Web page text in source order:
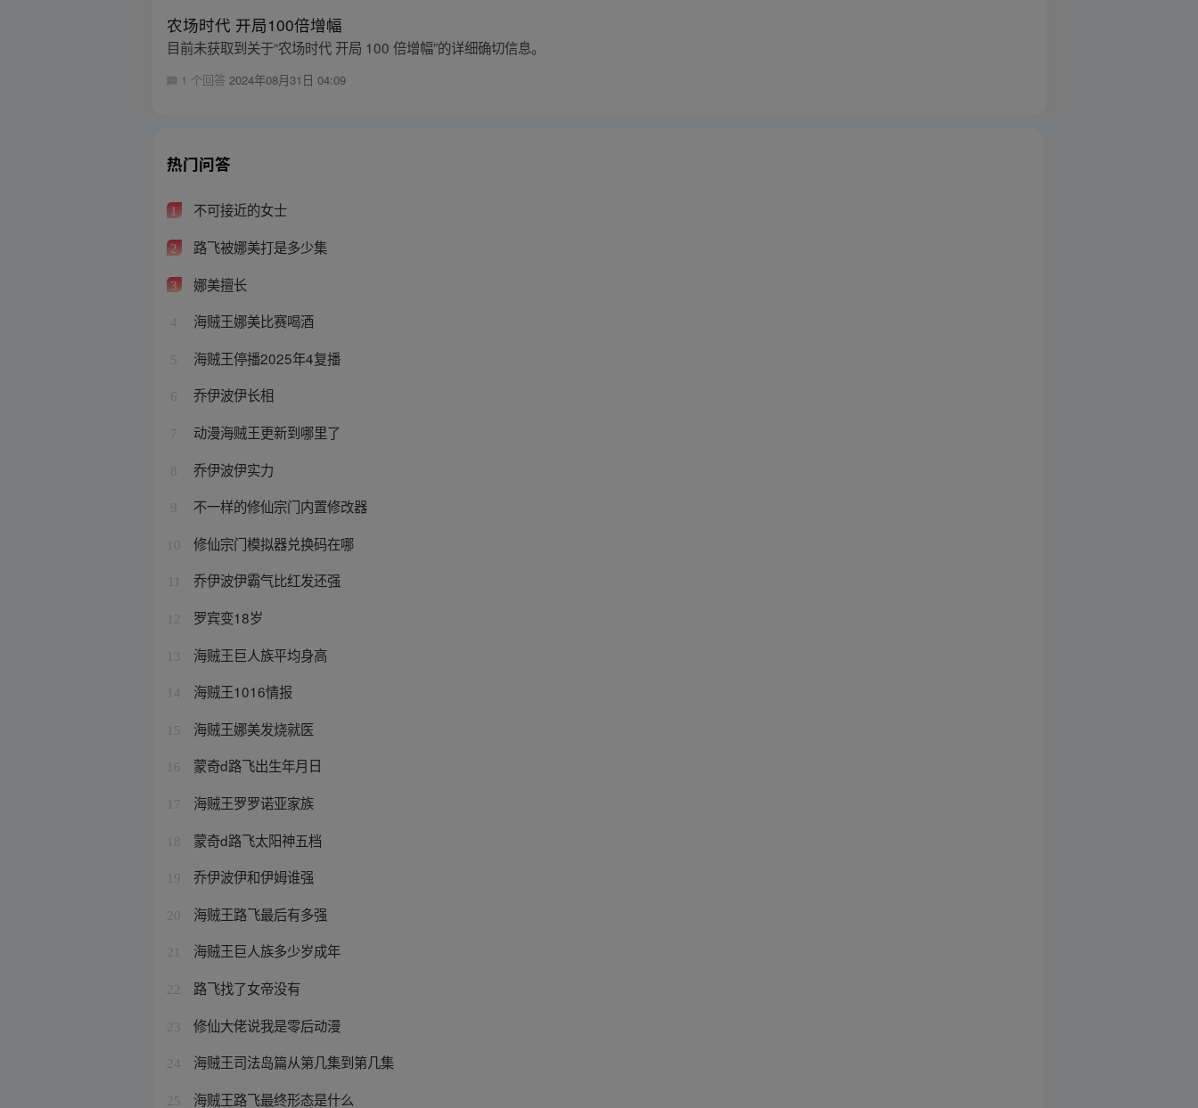
农场时代 开局100倍增幅
目前未获取到关于“农场时代 开局 100 倍增幅”的详细确切信息。
1 个回答2024年08月31日 04:09
热门问答
1 不可接近的女士
2 路飞被娜美打是多少集
3 娜美擅长
4 海贼王娜美比赛喝酒
5 海贼王停播2025年4复播
6 乔伊波伊长相
7 动漫海贼王更新到哪里了
8 乔伊波伊实力
9 不一样的修仙宗门内置修改器
10 修仙宗门模拟器兑换码在哪
乔伊波伊霸气比红发还强
12 罗宾变18岁
13 海贼王巨人族平均身高
14 海贼王1016情报
15 海贼王娜美发烧就医
16 蒙奇d路飞出生年月日
17 海贼王罗罗诺亚家族
18 蒙奇d路飞太阳神五档
19 乔伊波伊和伊姆谁强
20 海贼王路飞最后有多强
21 海贼王巨人族多少岁成年
22 路飞找了女帝没有
23 修仙大佬说我是零后动漫
24 海贼王司法岛篇从第几集到第几集
25 海贼王路飞最终形态是什么